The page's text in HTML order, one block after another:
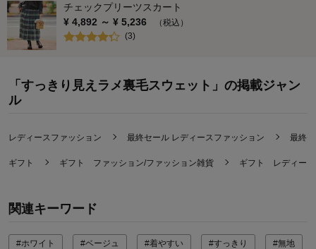
チェックプリーツスカート
¥ 4,892 ～ ¥ 5,236
（税込）
(3)
「すっきり見えラメ裏毛スウェット」の掲載ジャン
ル
レディースファッション 最終セール レディースファッション 最終
ギフト ギフト ファッション/ファッション雑貨 ギフト レディース
関連キーワード
#ホワイト #ベージュ #着やすい #すっきり #無地